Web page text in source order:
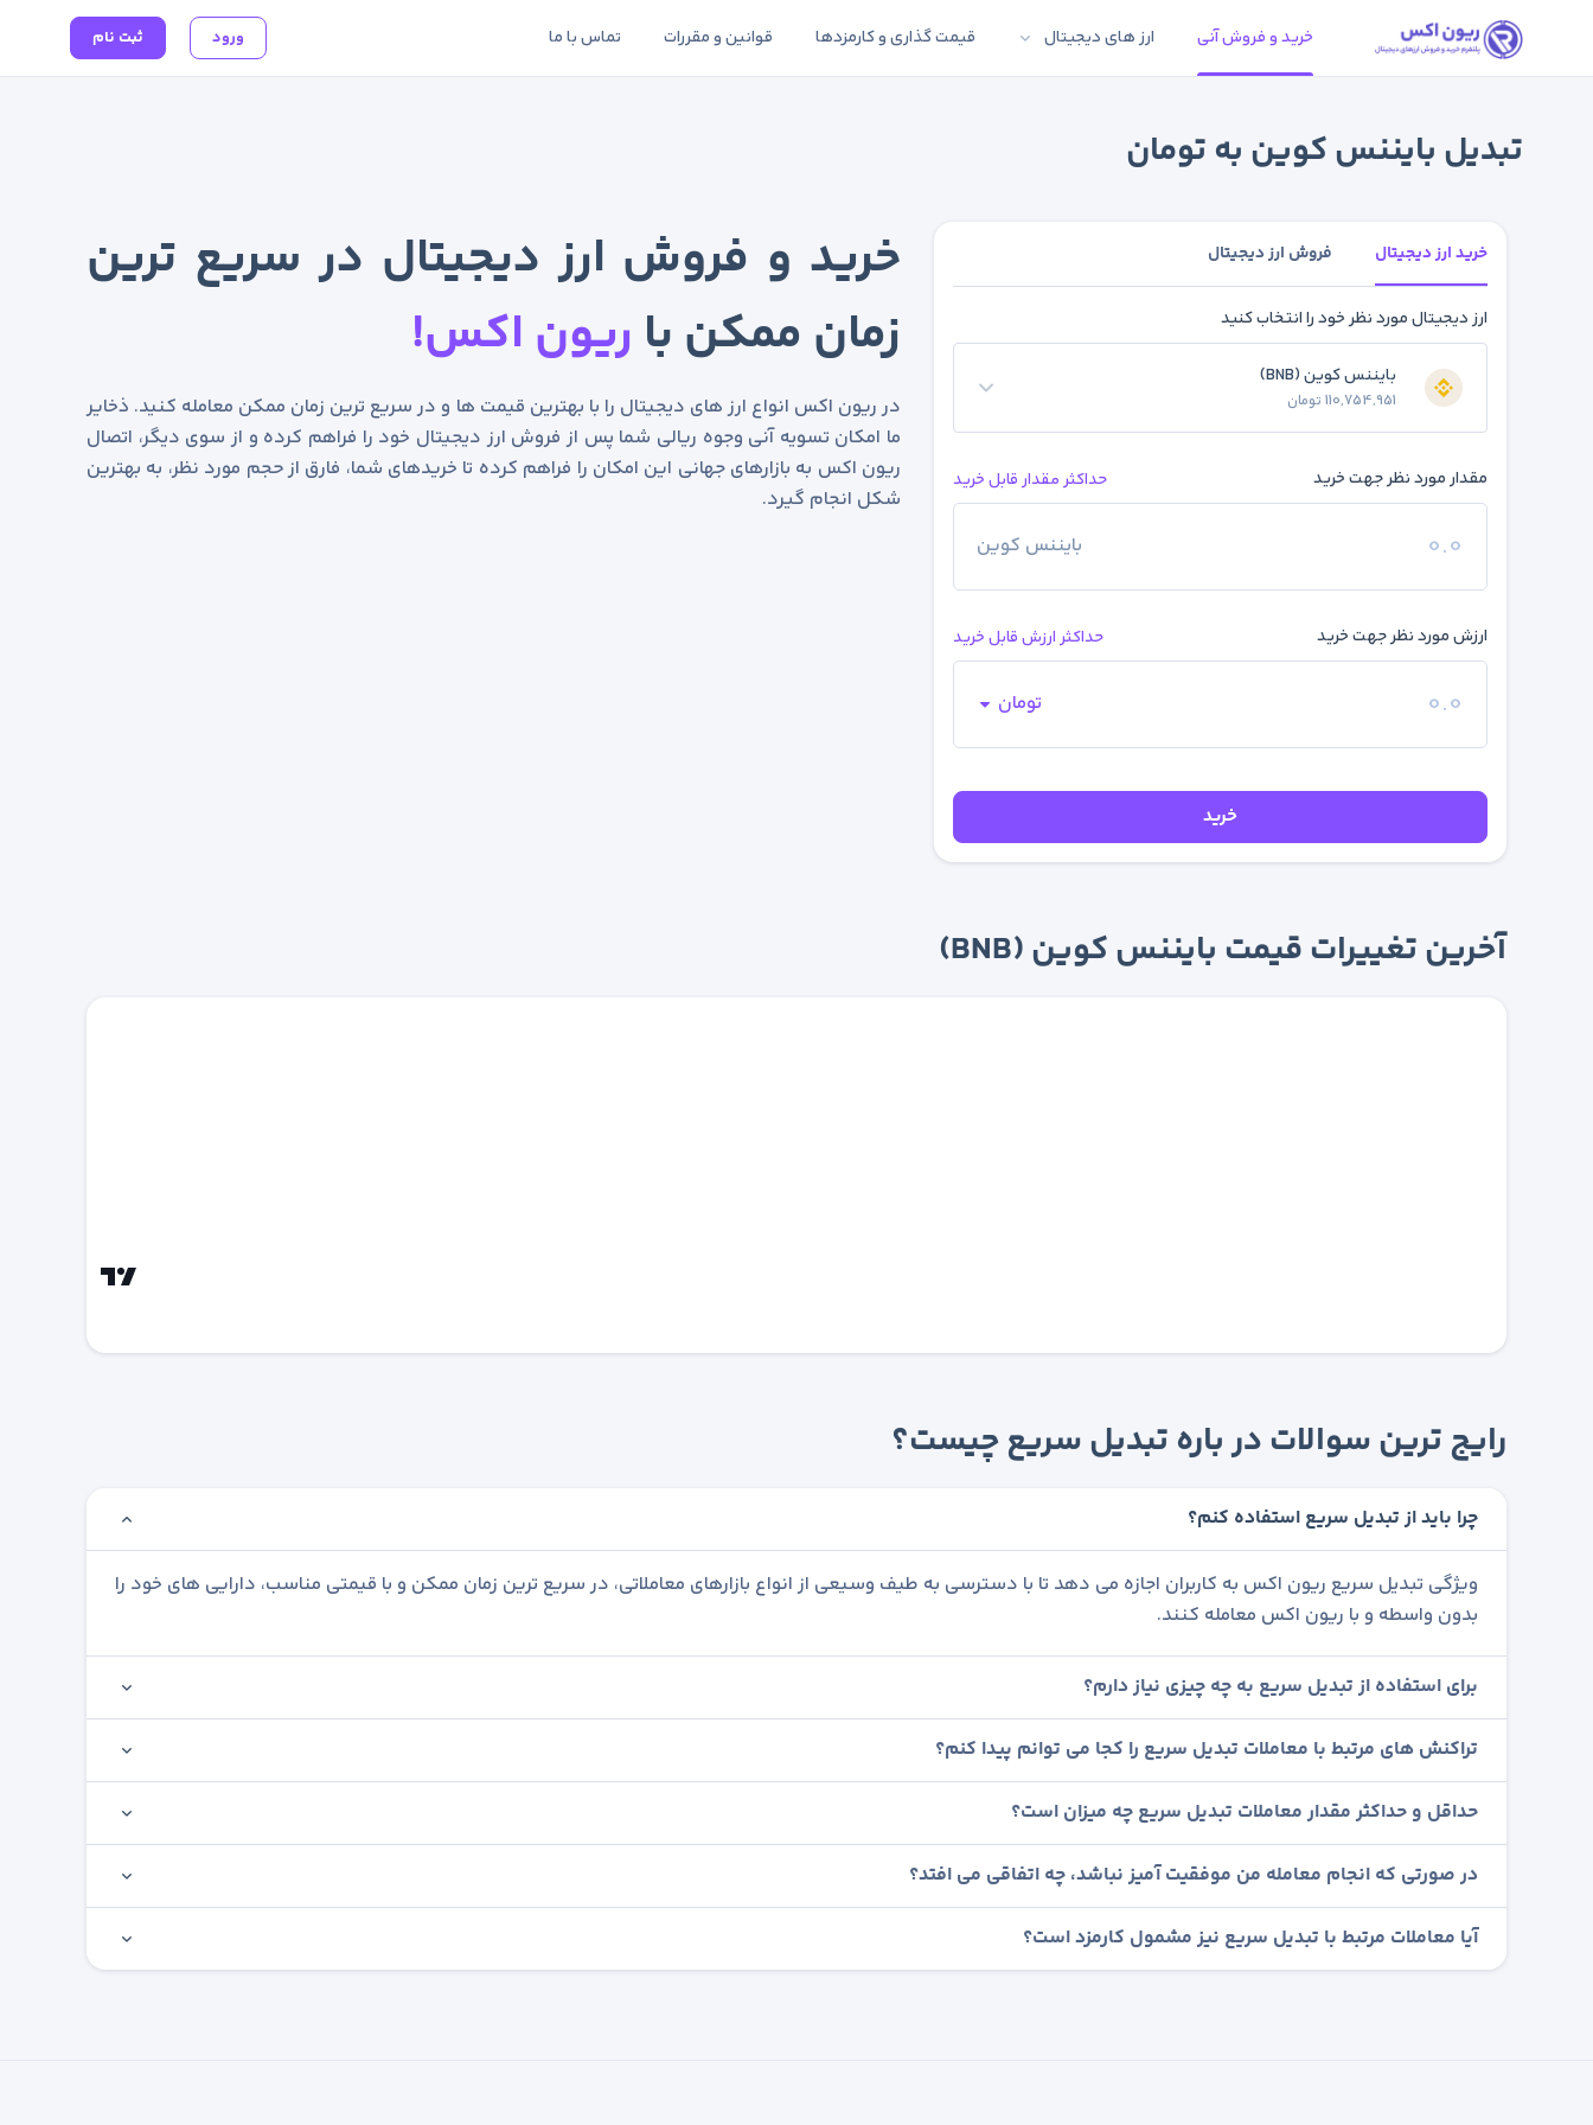
خرید و فروش آنی ارز های دیجیتال قیمت گذاری و کارمزدها قوانین و مقررات تماس با ما ورود ثبت نام
تبدیل بایننس کوین به تومان
خرید و فروش ارز دیجیتال در سریع ترین
زمان ممکن با ریون اکس!
در ریون اکس انواع ارز های دیجیتال را با بهترین قیمت ها و در سریع ترین زمان ممکن معامله کنید. ذخایر
ما امکان تسویه آنی وجوه ریالی شما پس از فروش ارز دیجیتال خود را فراهم کرده و از سوی دیگر، اتصال
ریون اکس به بازارهای جهانی این امکان را فراهم کرده تا خریدهای شما، فارق از حجم مورد نظر، به بهترین
شکل انجام گیرد.
خرید ارز دیجیتال فروش ارز دیجیتال
ارز دیجیتال مورد نظر خود را انتخاب کنید
بایننس کوین (BNB)
110,754,951 تومان
مقدار مورد نظر جهت خرید حداکثر مقدار قابل خرید
بایننس کوین
ارزش مورد نظر جهت خرید حداکثر ارزش قابل خرید
تومان
خرید
آخرین تغییرات قیمت بایننس کوین (BNB)
رایج ترین سوالات در باره تبدیل سریع چیست؟
چرا باید از تبدیل سریع استفاده کنم؟
ویژگی تبدیل سریع ریون اکس به کاربران اجازه می دهد تا با دسترسی به طیف وسیعی از انواع بازارهای معاملاتی، در سریع ترین زمان ممکن و با قیمتی مناسب، دارایی های خود را
بدون واسطه و با ریون اکس معامله کنند.
برای استفاده از تبدیل سریع به چه چیزی نیاز دارم؟
تراکنش های مرتبط با معاملات تبدیل سریع را کجا می توانم پیدا کنم؟
حداقل و حداکثر مقدار معاملات تبدیل سریع چه میزان است؟
در صورتی که انجام معامله من موفقیت آمیز نباشد، چه اتفاقی می افتد؟
آیا معاملات مرتبط با تبدیل سریع نیز مشمول کارمزد است؟